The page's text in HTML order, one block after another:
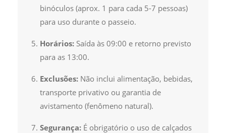
binóculos (aprox. 1 para cada 5-7 pessoas)
para uso durante o passeio.
Horários: Saída às 09:00 e retorno previsto
para as 13:00.
Exclusões: Não inclui alimentação, bebidas,
transporte privativo ou garantia de
avistamento (fenômeno natural).
Segurança: É obrigatório o uso de calçados